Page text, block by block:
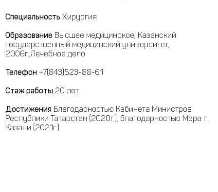
Специальность Хирургия
Образование Высшее медицинское, Казанский
государственный медицинский университет,
2006г.,Лечебное дело
Телефон +7(843)523-88-61
Стаж работы 20 лет
Достижения Благодарностью Кабинета Министров
Республики Татарстан (2020г.), благодарностью Мэра г.
Казани (2021г.)